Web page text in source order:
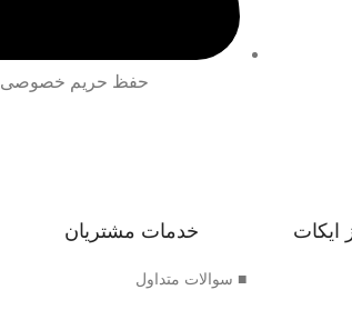
حفظ حریم خصوصی
ایکات خدمات مشتریان
■ سوالات متداول